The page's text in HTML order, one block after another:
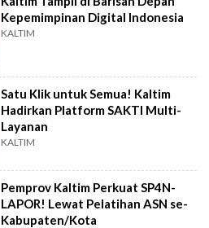
Kepemimpinan Digital Indonesia
KALTIM
Satu Klik untuk Semua! Kaltim
Hadirkan Platform SAKTI Multi-
Layanan
KALTIM
Pemprov Kaltim Perkuat SP4N-
LAPOR! Lewat Pelatihan ASN se-
Kabupaten/Kota